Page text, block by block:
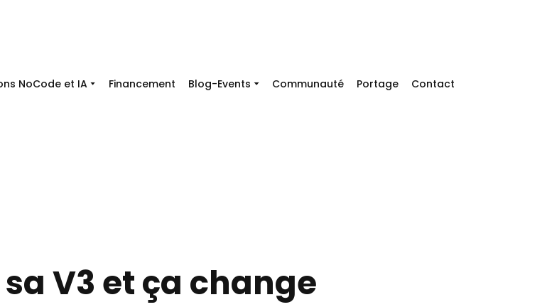
NoCode et IA Financement Blog-Events Communauté Portage Contact
V3 et ça change